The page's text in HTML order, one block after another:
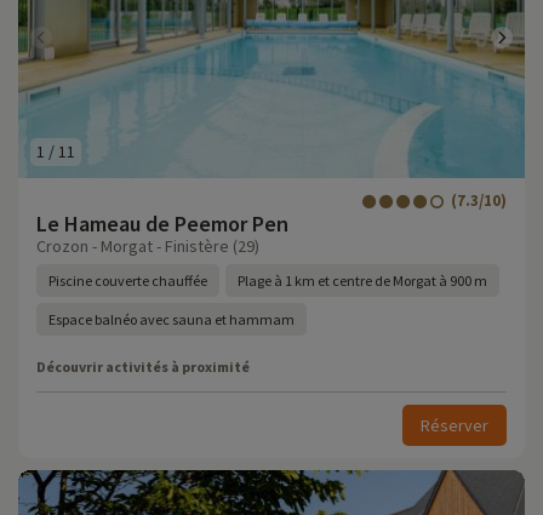
1 / 11
Le Hameau de Peemor Pen
(7.3/10)
Crozon - Morgat - Finistère (29)
Piscine couverte chauffée Plage à 1 km et centre de Morgat à 900 m
Espace balnéo avec sauna et hammam
Découvrir activités à proximité
Réserver